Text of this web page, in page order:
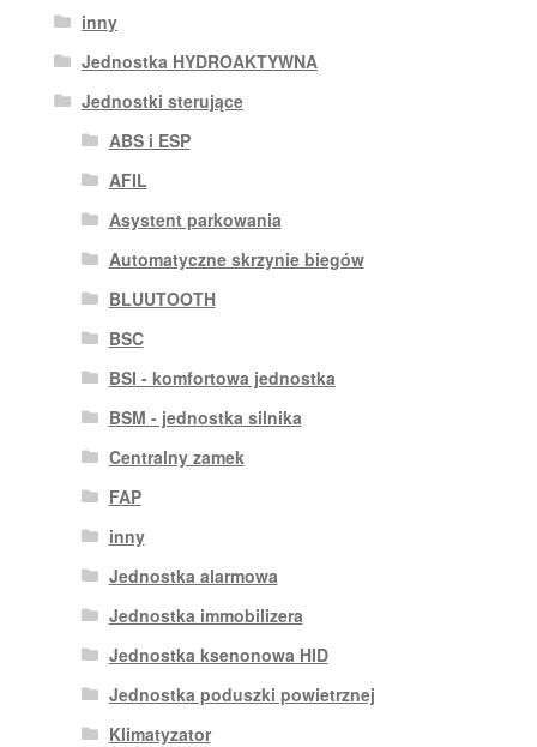
inny
Jednostka HYDROAKTYWNA
Jednostki sterujące
ABS i ESP
AFIL
Asystent parkowania
Automatyczne skrzynie biegów
BLUUTOOTH
BSC
BSI - komfortowa jednostka
BSM - jednostka silnika
Centralny zamek
FAP
inny
Jednostka alarmowa
Jednostka immobilizera
Jednostka ksenonowa HID
Jednostka poduszki powietrznej
Klimatyzator